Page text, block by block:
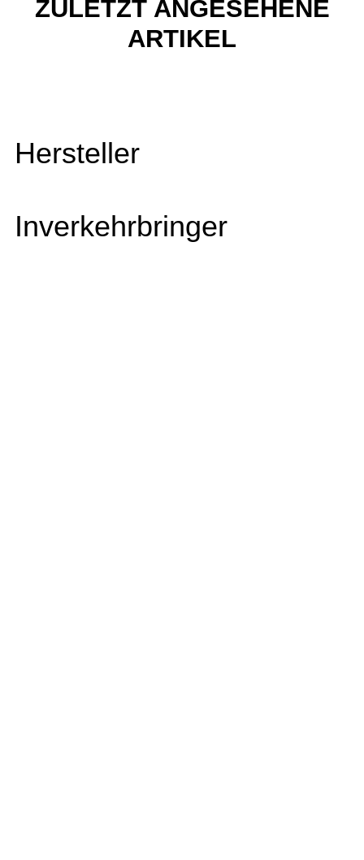
ZULETZT ANGESEHENE
ARTIKEL
Hersteller
Inverkehrbringer